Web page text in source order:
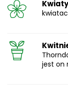
jest on